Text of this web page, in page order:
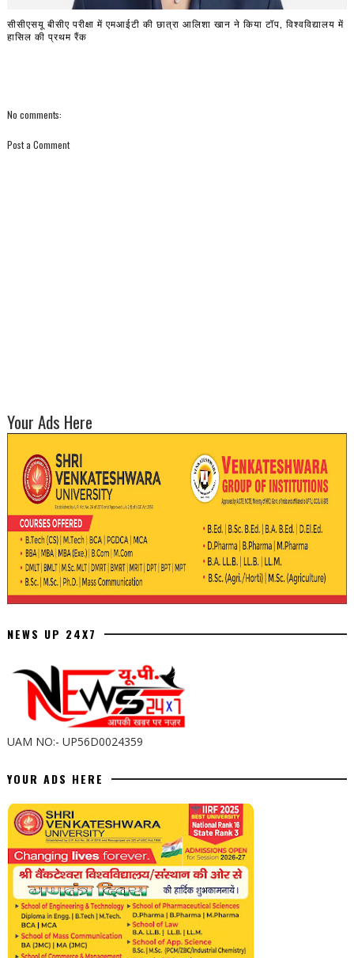
सीसीएसयू बीसीए परीक्षा में एमआईटी की छात्रा आलिशा खान ने किया टॉप, विश्वविद्यालय में
हासिल की प्रथम रैंक
No comments:
Post a Comment
Your Ads Here
NEWS UP 24X7
UAM NO:- UP56D0024359
YOUR ADS HERE